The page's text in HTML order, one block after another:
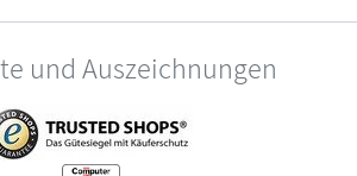
und Auszeichnungen